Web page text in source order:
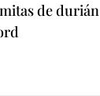
de durián